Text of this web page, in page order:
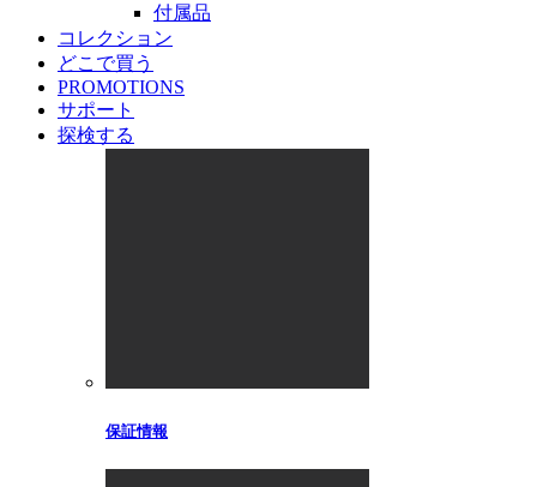
付属品
コレクション
どこで買う
PROMOTIONS
サポート
探検する
保証情報